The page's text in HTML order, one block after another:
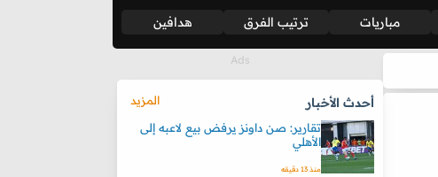
مباريات ترتيب الفرق هدافين
أحدث الأخبار
المزيد
تقارير: صن داونز يرفض بيع لاعبه إلى
الأهلي
منذ 13 دقيقه